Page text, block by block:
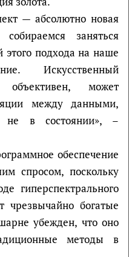
— абсолютно новая
заняться
этого подхода на наше
Искусственный
объективен, может
между данными,
не в состоянии», –
обеспечение
спросом, поскольку
гиперспектрального
чрезвычайно богатые
убежден, что оно
методы в